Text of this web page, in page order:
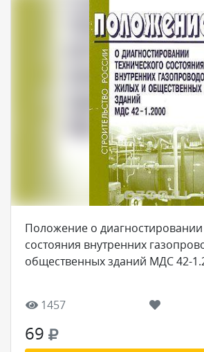
Положение о диагностировании
состояния внутренних
общественных зданий МДС 42-
1457
69